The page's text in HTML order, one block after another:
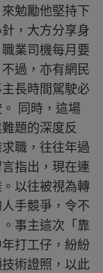
勉勵他堅持下
，大方分享身
業司機每月要
過，亦有網民
長時間駕駛必
同時，這場
題的深度反
職，往往年過
指出，現在連
以往被視為轉
手競爭，令不
事主這次「靠
打工仔，紛紛
術證照，以此